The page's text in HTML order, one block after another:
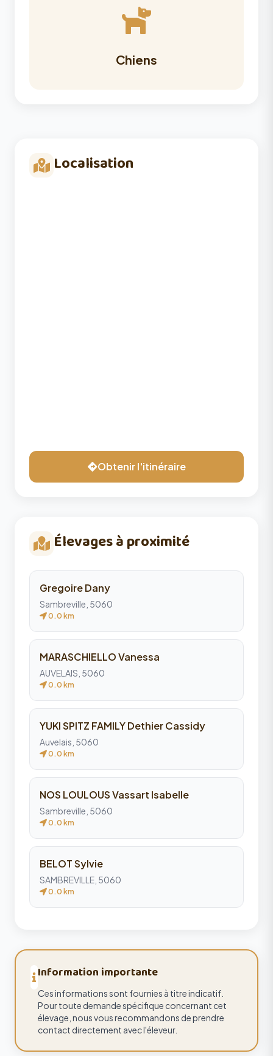
Chiens
Localisation
Obtenir l'itinéraire
Élevages à proximité
Gregoire Dany
Sambreville, 5060
0.0 km
MARASCHIELLO Vanessa
AUVELAIS, 5060
0.0 km
YUKI SPITZ FAMILY Dethier Cassidy
Auvelais, 5060
0.0 km
NOS LOULOUS Vassart Isabelle
Sambreville, 5060
0.0 km
BELOT Sylvie
SAMBREVILLE, 5060
0.0 km
Information importante
Ces informations sont fournies à titre indicatif.
Pour toute demande spécifique concernant cet
élevage, nous vous recommandons de prendre
contact directement avec l'éleveur.